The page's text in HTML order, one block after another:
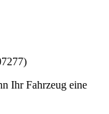
Ihr Fahrzeug eine